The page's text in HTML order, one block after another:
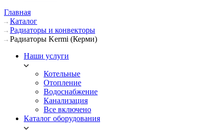
Главная
Каталог
Радиаторы и конвекторы
Радиаторы Kermi (Керми)
Наши услуги
Котельные
Отопление
Водоснабжение
Канализация
Все включено
Каталог оборудования